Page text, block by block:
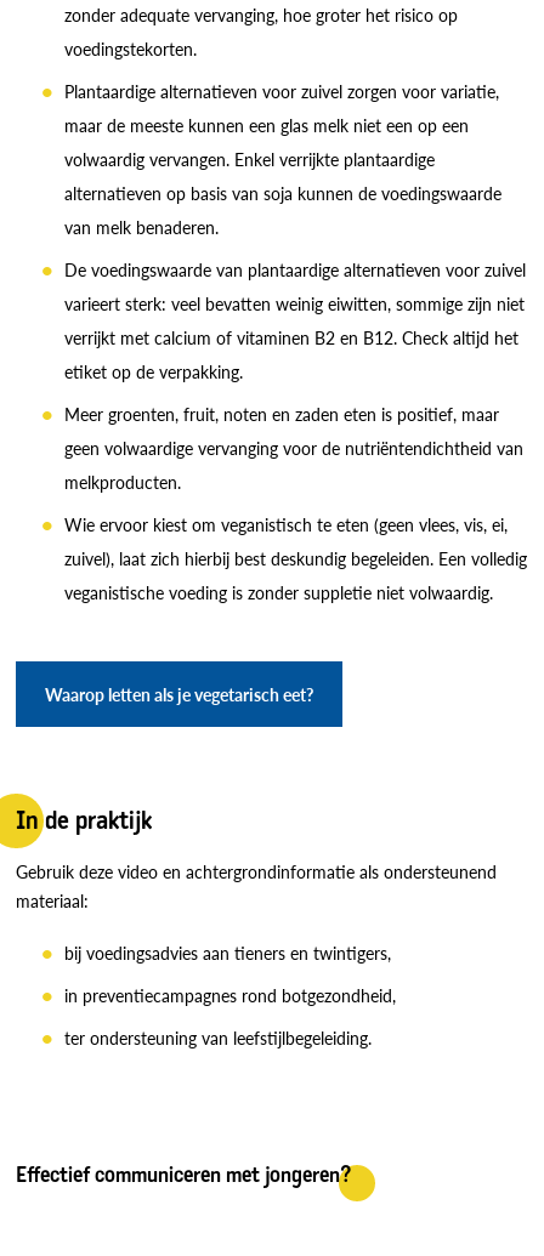
zonder adequate vervanging, hoe groter het risico op
voedingstekorten.
Plantaardige alternatieven voor zuivel zorgen voor variatie,
maar de meeste kunnen een glas melk niet een op een
volwaardig vervangen. Enkel verrijkte plantaardige
alternatieven op basis van soja kunnen de voedingswaarde
van melk benaderen.
De voedingswaarde van plantaardige alternatieven voor zuivel
varieert sterk: veel bevatten weinig eiwitten, sommige zijn niet
verrijkt met calcium of vitaminen B2 en B12. Check altijd het
etiket op de verpakking.
Meer groenten, fruit, noten en zaden eten is positief, maar
geen volwaardige vervanging voor de nutriëntendichtheid van
melkproducten.
Wie ervoor kiest om veganistisch te eten (geen vlees, vis, ei,
zuivel), laat zich hierbij best deskundig begeleiden. Een volledig
veganistische voeding is zonder suppletie niet volwaardig.
Waarop letten als je vegetarisch eet?
In de praktijk
Gebruik deze video en achtergrondinformatie als ondersteunend
materiaal:
bij voedingsadvies aan tieners en twintigers,
in preventiecampagnes rond botgezondheid,
ter ondersteuning van leefstijlbegeleiding.
Effectief communiceren met jongeren?